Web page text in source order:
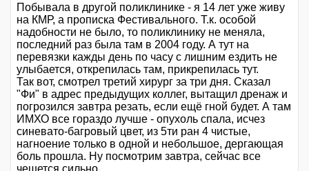
Побывала в другой поликлинике - я 14 лет уже живу
на КМР, а прописка Фестивального. Т.к. особой
надобности не было, то поликлинику не меняла,
последний раз была там в 2004 году. А тут на
перевязки кажды день по часу с лишним ездить не
улыбается, открепилась там, прикрепилась тут.
Так вот, смотрел третий хирург за три дня. Сказал
"Фи" в адрес предыдущих коллег, вытащил дренаж и
погрозился завтра резать, если ещё гной будет. А там
ИМХО все гораздо лучше - опухоль спала, исчез
синевато-багровый цвет, из 5ти ран 4 чистые,
нагноение только в одной и небольшое, дергающая
боль прошла. Ну посмотрим завтра, сейчас все
чешется сильно.